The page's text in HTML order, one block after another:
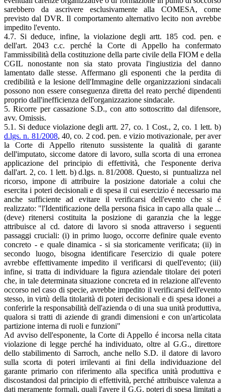
sarebbero da ascrivere esclusivamente alla COMESA, come
previsto dal DVR. Il comportamento alternativo lecito non avrebbe
impedito l'evento.
4.7. Si deduce, infine, la violazione degli artt. 185 cod. pen. e
dell'art. 2043 c.c. perché la Corte di Appello ha confermato
l'ammissibilità della costituzione della parte civile della FIOM e della
CGIL nonostante non sia stato provata l'ingiustizia del danno
lamentato dalle stesse. Affermano gli esponenti che la perdita di
credibilità e la lesione dell'Immagine delle organizzazioni sindacali
possono non essere conseguenza diretta del reato perché dipendenti
proprio dall'inefficienza dell'organizzazione sindacale.
5. Ricorre per cassazione S.D., con atto sottoscritto dal difensore,
avv. Omissis.
5.1. Si deduce violazione degli artt. 27, co. 1 Cost., 2, co. 1 lett. b)
d.lgs. n. 81/2008, 40, co. 2 cod. pen. e vizio motivazionale, per aver
la Corte di Appello ritenuto sussistente la qualità di garante
dell'imputato, siccome datore di lavoro, sulla scorta di una erronea
applicazione del principio di effettività, che l'esponente deriva
dall'art. 2, co. 1 lett. b) d.lgs. n. 81/2008. Questo, si puntualizza nel
ricorso, impone di attribuire la posizione datoriale a colui che
esercita i poteri decisionali e di spesa il cui esercizio é necessario ma
anche sufficiente ad evitare il verificarsi dell'evento che si é
realizzato: "l'Identificazione della persona fisica in capo alla quale ...
(deve) ritenersi costituita la posizione di garanzia che la legge
attribuisce al cd. datore di lavoro si snoda attraverso i seguenti
passaggi cruciali: (i) in primo luogo, occorre definire quale evento
concreto - e quale dinamica - si sia storicamente verificata; (ii) in
secondo luogo, bisogna identificare l'esercizio di quale potere
avrebbe effettivamente impedito il verificarsi di quell'evento; (iii)
infine, si tratta di individuare la figura aziendale titolare dei poteri
che, in tale determinata situazione concreta ed in relazione all'evento
occorso nel caso di specie, avrebbe impedito il verificarsi dell'evento
stesso, in virtù della titolarità di poteri decisionali e di spesa idonei a
conferirle la responsabilità dell'azienda o di una sua unità produttiva,
qualora si tratti di aziende di grandi dimensioni e con un'articolata
partizione interna di ruoli e funzioni"
Ad avviso dell'esponente, la Corte di Appello é incorsa nella citata
violazione di legge perché ha individuato, oltre al G.G., direttore
dello stabilimento di Sarroch, anche nello S.D. il datore di lavoro
sulla scorta di poteri irrilevanti ai fini della individuazione del
garante primario con riferimento alla specifica unità produttiva e
discostandosi dal principio di effettività, perché attribuisce valenza a
dati meramente formali, quali l'avere il G.G. poteri di spesa limitati a